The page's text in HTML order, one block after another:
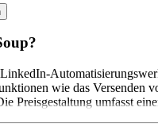
wie das Versenden
Preisgestaltung umfasst